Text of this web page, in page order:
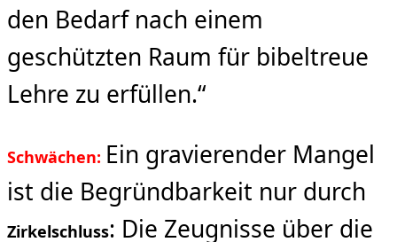
den Bedarf nach einem
geschützten Raum für bibeltreue
Lehre zu erfüllen.“
Schwächen: Ein gravierender Mangel
ist die Begründbarkeit nur durch
Zirkelschluss: Die Zeugnisse über die